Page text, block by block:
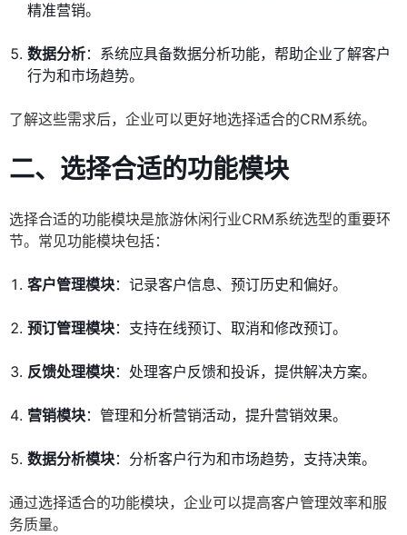
精准营销。
数据分析：系统应具备数据分析功能，帮助企业了解客户
行为和市场趋势。
了解这些需求后，企业可以更好地选择适合的CRM系统。
二、选择合适的功能模块
选择合适的功能模块是旅游休闲行业CRM系统选型的重要环
节。常见功能模块包括：
客户管理模块：记录客户信息、预订历史和偏好。
预订管理模块：支持在线预订、取消和修改预订。
反馈处理模块：处理客户反馈和投诉，提供解决方案。
营销模块：管理和分析营销活动，提升营销效果。
数据分析模块：分析客户行为和市场趋势，支持决策。
通过选择适合的功能模块，企业可以提高客户管理效率和服
务质量。